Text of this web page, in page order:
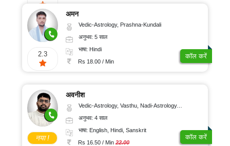
2.3
अमन
Vedic-Astrology, Prashna-Kundali
अनुभव: 5 साल
भाषा: Hindi
Rs 18.00 / Min
कॉल करें
नया !
अवनीश
Vedic-Astrology, Vasthu, Nadi-Astrology, Psychology
अनुभव: 4 साल
भाषा: English, Hindi, Sanskrit
Rs 16.50 / Min22.00
कॉल करें